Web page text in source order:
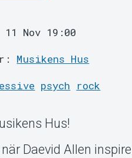
Nov 19:00
Musikens Hus
psych rock
Hus!
Daevid Allen